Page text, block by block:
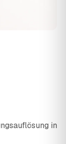
in